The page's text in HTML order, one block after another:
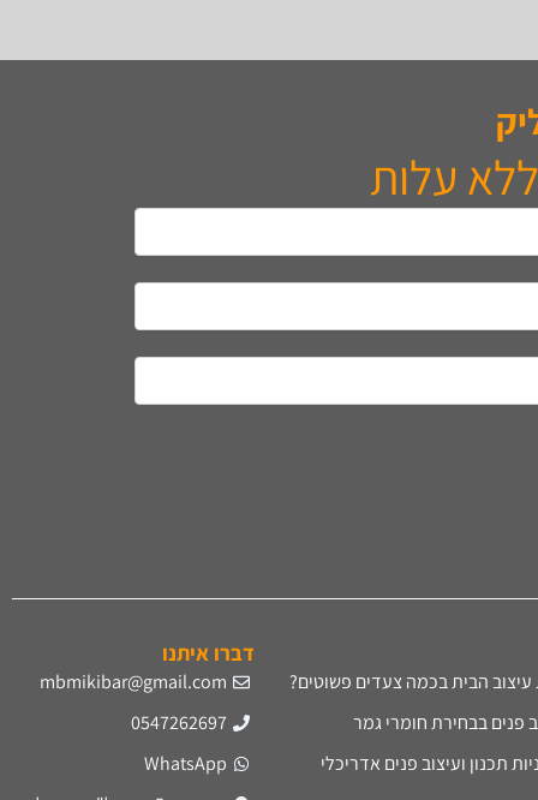
עלות
הבית בכמה צעדים פשוטים?
פנים בבחירת חומרי גמר
תכנון ועיצוב פנים אדריכלי
דברו איתנו
mbmikibar@gmail.com
0547262697
WhatsApp